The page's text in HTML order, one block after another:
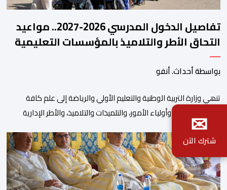
تفاصيل الدخول المدرسي 2026-2027.. مواعيد
التحاق الأطر والتلاميذ بالمؤسسات التعليمية
بواسطة أحداث. أنفو
تنھي وزارة التربیة الوطنیة والتعلیم الأولي والریاضة إلى علم كافة
الأمھات والآباء وأولیاء الأمور، والتلمیذات والتلامیذ، والأطر الإداریة
2027 سیتم في موعده الرسمي المحدد سلفا طبقا لمقتضیات المقرر
الوزاري رقم 047.26 الصادر بتاریخ 3 یولیوز 2026 بشأن تنظیم السنة
الدراسیة. وأوضحت الوزارة، في بلاغ، أن أطر […]
✉
شترك الآن